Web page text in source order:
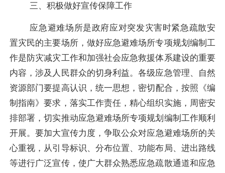
三、积极做好宣传保障工作
应急避难场所是政府应对突发灾害时紧急疏散安
置灾民的主要场所， 做好应急避难场所专项规划编制工
作是防灾减灾工作和加强社会应急救援体系建设的重要
内容，涉及人民群众的切身利益。各级应急管理、自然
资源部门要提高认识，统一思想， 密切配合， 按照 《编
制指南》要求 ，落实工作责任，精心组织实施，周密安
排部署，切实推动应急避难场所专项规划编制 工作顺利
开展。要加大宣传力度， 争取公众对应急避难场所的关
心重视，从引导标识、分布位置、功能布局、进出路线
等进行广泛宣传，使广大群众熟悉应急疏散通道和应急